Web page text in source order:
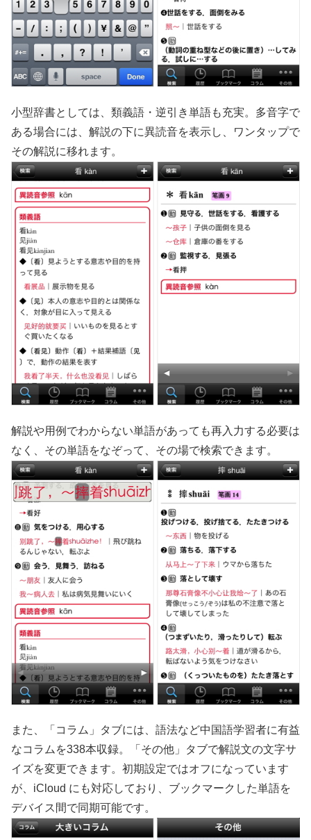
小型辞書としては、類義語・逆引き単語も充実。多音字で
ある場合には、解説の下に異読音を表示し、ワンタップで
その解説に移れます。
解説や用例でわからない単語があっても再入力する必要は
なく、その単語をなぞって、その場で検索できます。
また、「コラム」タブには、語法など中国語学習者に有益
なコラムを338本収録。「その他」タブで解説文の文字サ
イズを変更できます。初期設定ではオフになっています
が、iCloud にも対応しており、ブックマークした単語を
デバイス間で同期可能です。